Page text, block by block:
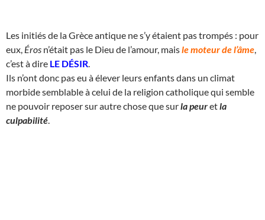
Les initiés de la Grèce antique ne s’y étaient pas trompés : pour
eux, Éros n’était pas le Dieu de l’amour, maisle moteur de l’âme
c’est à dire LE DÉSIR
Ils n’ont donc pas eu à élever leurs enfants dans un climat
morbide semblable à celui de la religion catholique qui semble
ne pouvoir reposer sur autre chose que surla peuretla
culpabilité